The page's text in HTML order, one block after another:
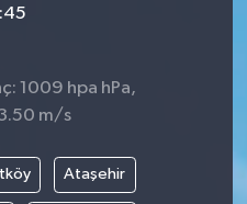
1009 hpa hPa,
m/s
Ataşehir